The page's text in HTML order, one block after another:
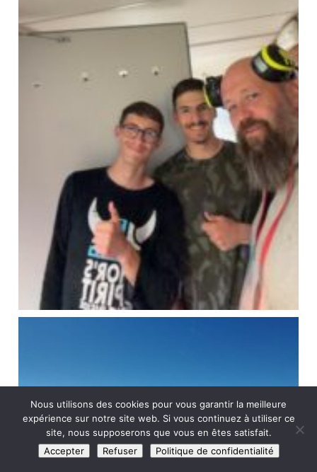
Nous utilisons des cookies pour vous garantir la meilleure
expérience sur notre site web. Si vous continuez à utiliser ce
site, nous supposerons que vous en êtes satisfait.
Accepter
Refuser Politique de confidentialité